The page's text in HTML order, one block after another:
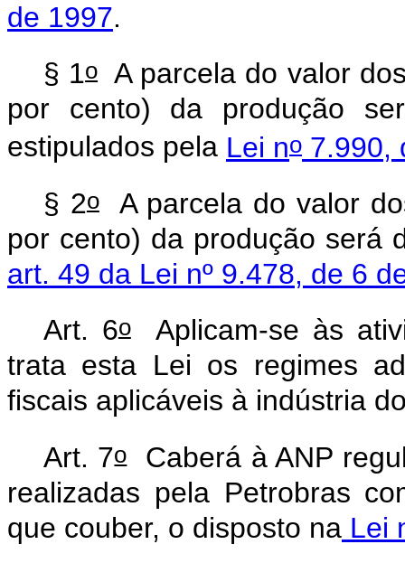
de 1997.
§ 1oA parcela do valor
por cento) da produção
estipulados pela Lei no 7.990,
§ 2oA parcela do valor
por cento) da produção será
art. 49 da Lei nº 9.478, de 6
Art. 6oAplicam-se às
trata esta Lei os regimes
fiscais aplicáveis à indústria
Art. 7oCaberá à ANP
realizadas pela Petrobras
que couber, o disposto na Lei